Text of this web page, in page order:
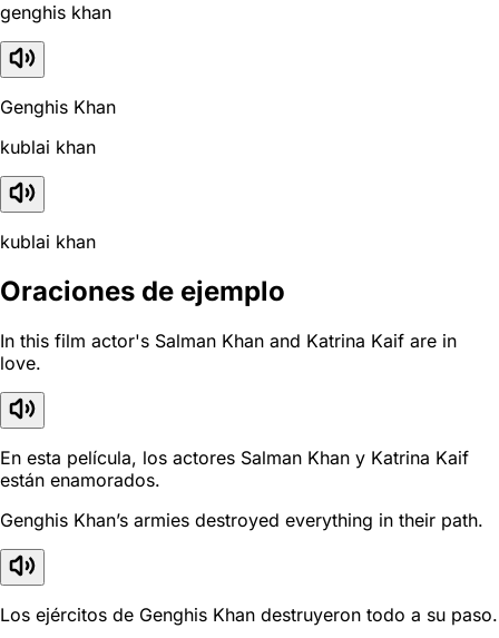
genghis khan
Genghis Khan
kublai khan
kublai khan
Oraciones de ejemplo
In this film actor's Salman Khan and Katrina Kaif are in
love.
En esta película, los actores Salman Khan y Katrina Kaif
están enamorados.
Genghis Khan’s armies destroyed everything in their path.
Los ejércitos de Genghis Khan destruyeron todo a su paso.